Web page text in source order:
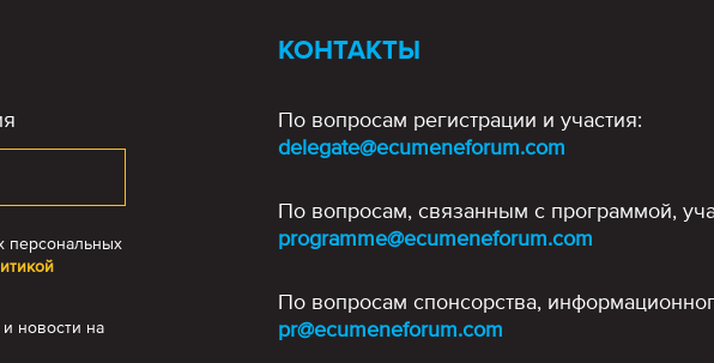
персональных
новости на
КОНТАКТЫ
По вопросам регистрации и участия:
delegate@ecumeneforum.com
По вопросам, связанным с программой,
programme@ecumeneforum.com
По вопросам спонсорства,
pr@ecumeneforum.com